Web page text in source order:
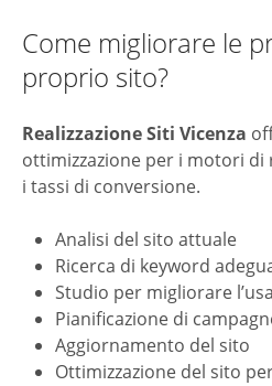
Come migliorare le
proprio sito?
Realizzazione Siti Vicenza
ottimizzazione per i motori
i tassi di conversione.
Analisi del sito attuale
Ricerca di keyword
Studio per migliorare
Pianificazione di
Aggiornamento del sito
Ottimizzazione del sito